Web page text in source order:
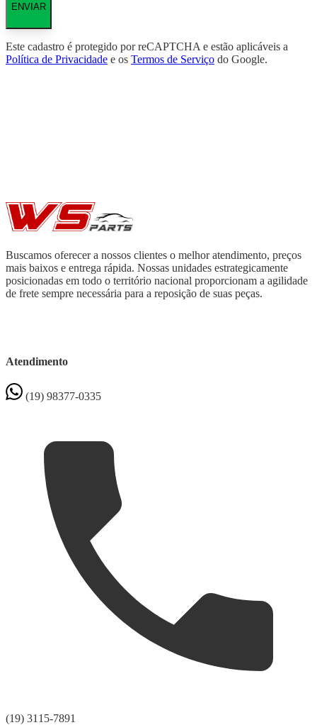
ENVIAR
Este cadastro é protegido por reCAPTCHA e estão aplicáveis a
Política de Privacidade e os Termos de Serviço do Google.
Buscamos oferecer a nossos clientes o melhor atendimento, preços
mais baixos e entrega rápida. Nossas unidades estrategicamente
posicionadas em todo o território nacional proporcionam a agilidade
de frete sempre necessária para a reposição de suas peças.
Atendimento
(19) 98377-0335
(19) 3115-7891